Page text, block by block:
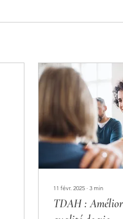
11 févr. 2025 ∙ 3 min
TDAH :